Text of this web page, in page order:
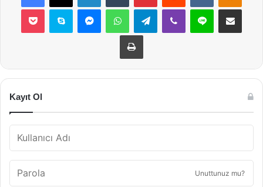
Pocket Skype MessengerWhatsAppTelegramViber Line E-Posta ile
Yazdır
Kayıt Ol
Unuttunuz mu?